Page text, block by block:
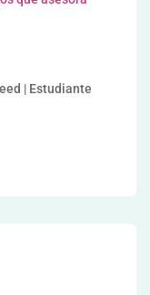
| Estudiante